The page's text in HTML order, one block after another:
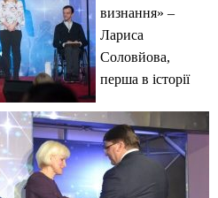
визнання» –
Лариса
Соловйова,
перша в історії